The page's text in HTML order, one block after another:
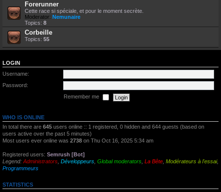
Forerunner
Cette race si spéciale, et pour le moment secrète.
Moderator: Nemunaire
Topics: 8
Corbeille
Topics: 55
LOGIN
Username:
Password:
Remember me
WHO IS ONLINE
In total there are 645 users online :: 1 registered, 0 hidden and 644 guests (based on
users active over the past 5 minutes)
Most users ever online was 2738 on Thu Oct 16, 2025 5:34 am
Registered users: Semrush [Bot]
Legend: Administrators Développeurs Global moderators La Bête Modérateurs à l'essai,
Programmeurs
STATISTICS